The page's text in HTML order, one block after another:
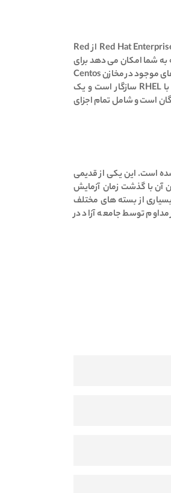
CENTOS یک توزیع کننده مبتنی بر لینوکس Red Hat Enterprise از Red
شما امکان می دهد برای
بسته های موجود در مخازن Centos
به طور مداوم به روز می شوند، Centos کاملاً با RHEL سازگار است و یک
است و شامل تمام اجزای
این یکی از قدیمی
آن با گذشت زمان آزمایش
از بسته های مختلف
توسط جامعه آزاد در